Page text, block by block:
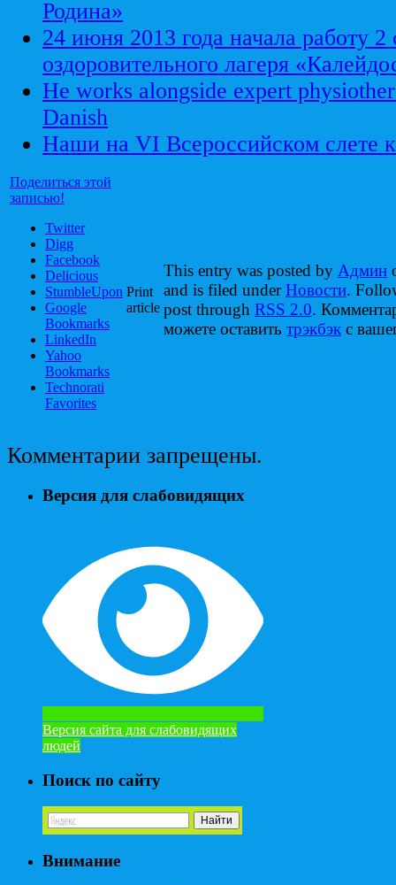
Родина»
24 июня 2013 года начала работу 2
оздоровительного лагеря
He works alongside expert
Danish
Наши на VI Всероссийском слете
Поделиться этой
записью!
Twitter
Digg
Facebook
Delicious
StumbleUpon
Google
Bookmarks
LinkedIn
Yahoo
Bookmarks
Technorati
Favorites
Print
article
This entry was posted by Админ
and is filed underНовости.
post through RSS 2.0.
можете оставить трэкбэк с
Комментарии запрещены.
Версия для слабовидящих
Версия сайта для слабовидящих
людей
Поиск по сайту
Внимание